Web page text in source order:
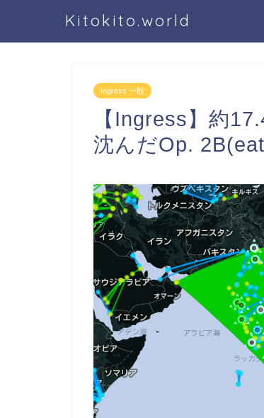
Kitokito.world
Ingress 一般
【Ingress】約
沈んだOp.